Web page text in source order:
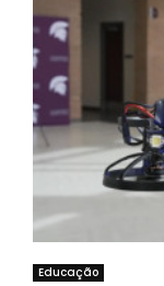
Educação